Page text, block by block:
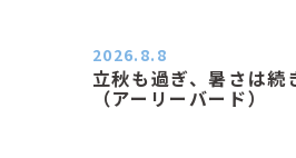
立秋も過ぎ、暑さは続
（アーリーバード）
2026.8.8